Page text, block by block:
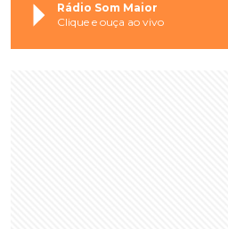
Rádio Som Maior
Clique e ouça ao vivo